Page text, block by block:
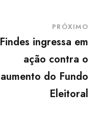
PRÓXIMO
Findes ingressa em
ação contra o
aumento do Fundo
Eleitoral